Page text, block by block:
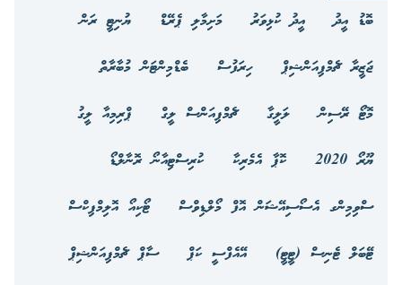
ބޮޑު އީދު
އީދު ކުޅިވަރު މަށިމާލި ޕެރޭޑް
ޔުނިޓީ ރަން
ޖަޒީރާ ޗެމްޕިއަންޝިޕް
ހިރަފުސް
ބެޑްމިންޓަން މުބާރާތް
މޮޓޯ ރޭސިން
ލަލީގާ ޗެމްޕިއަންސް ލީގް
ޕްރިމިއާ ލީގު
ޔޫރޯ 2020
ކޮޕާ އެމެރިކާ
ކުރިސްޓިއާނޯ ރޮނާލްޑޯ
ސްވިމިންގ އެސޯސިއޭޝަން އޮފް މޯލްޑިވްސް
ޓޯކިއޯ އޮލިމްޕިކްސް
ޓޭބަލް ޓެނިސް (ޓީޓީ)
އޭއެފްސީ ކަޕް
ސާޕް ޗެމްޕިއަންޝިޕް